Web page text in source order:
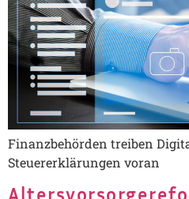
Finanzbehörden treiben
Steuererklärungen voran